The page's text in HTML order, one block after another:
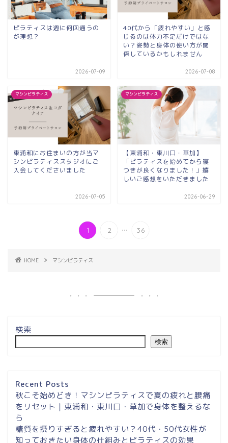
ピラティスは週に何回通うの
が理想？
2026-07-09
40代から「疲れやすい」と感
じるのは体力不足だけではな
い？姿勢と身体の使い方が関
係しているかもしれません
2026-07-08
マシンピラティス
東浦和にお住まいの方が当マ
シンピラティススタジオにご
入会してくださいました
2026-07-05
マシンピラティス
【東浦和・東川口・草加】
「ピラティスを始めてから寝
つきが良くなりました！」嬉
しいご感想をいただきました
2026-06-29
1 2 ... 36
HOME マシンピラティス
検索
検索
Recent Posts
秋こそ始めどき！マシンピラティスで夏の疲れと腰痛
をリセット｜東浦和・東川口・草加で身体を整えるな
ら
糖質を摂りすぎると疲れやすい？40代・50代女性が
知っておきたい身体の仕組みとピラティスの効果
埼玉県草加市・東川口駅徒
東浦和スタジオ予約
東浦和｜大人女性のための